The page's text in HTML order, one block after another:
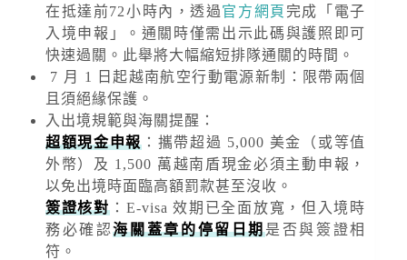
在抵達前72小時內，透過官方網頁 完成「電子
入境申報」。通關時僅需出示此碼與護照即可
快速過關。此舉將大幅縮短排隊通關的時間。
7 月 1 日起越南航空行動電源新制：限帶兩個
且須絕緣保護。
入出境規範與海關提醒 ：
超額現金申報 ：攜帶超過 5,000 美金
（或等值
外幣）及 1,500 萬越南盾現金必須主動申報，
以免出境時面臨高額罰款甚至沒收。
簽證核對：E-visa 效期已全面放寬，但入境時
務必確認海關蓋章的停留日期是否與簽證相
符。